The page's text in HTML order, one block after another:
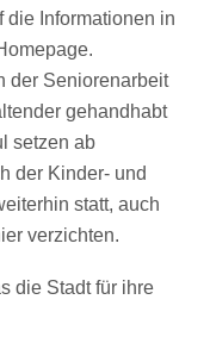
die Informationen in
der Seniorenarbeit
gehandhabt
setzen ab
der Kinder- und
statt, auch
verzichten.
die Stadt für ihre